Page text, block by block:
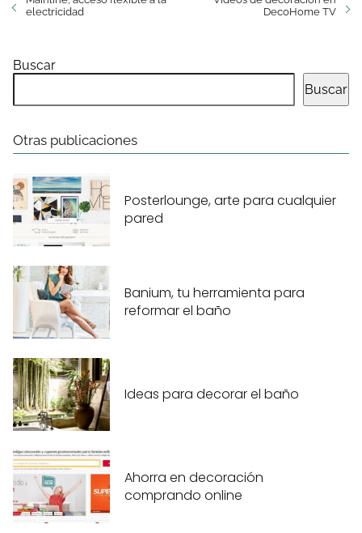
electricidad
DecoHome TV
Buscar
Buscar
Otras publicaciones
Posterlounge, arte para cualquier
pared
Banium, tu herramienta para
reformar el baño
Ideas para decorar el baño
Ahorra en decoración
comprando online